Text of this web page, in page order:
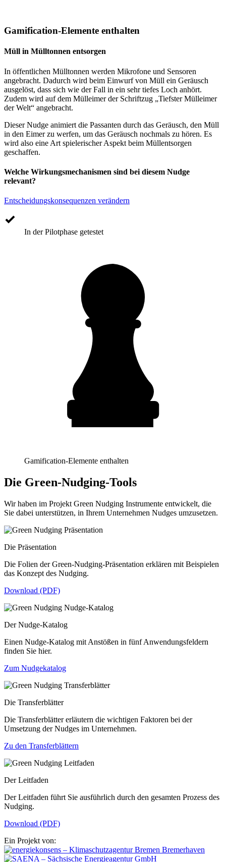
Gamification-Elemente enthalten
Müll in Mülltonnen entsorgen
In öffentlichen Mülltonnen werden Mikrofone und Sensoren
angebracht. Dadurch wird beim Einwurf von Müll ein Geräusch
ausgelöst, dass sich wie der Fall in ein sehr tiefes Loch anhört.
Zudem wird auf dem Mülleimer der Schriftzug „Tiefster Mülleimer
der Welt“ angebracht.
Dieser Nudge animiert die Passanten durch das Geräusch, den Müll
in den Eimer zu werfen, um das Geräusch nochmals zu hören. Es
wird also eine Art spielerischer Aspekt beim Müllentsorgen
geschaffen.
Welche Wirkungsmechanismen sind bei diesem Nudge
relevant?
Entscheidungskonsequenzen verändern
In der Pilotphase getestet
Gamification-Elemente enthalten
Die Green-Nudging-Tools
Wir haben im Projekt Green Nudging Instrumente entwickelt, die
Sie dabei unterstützen, in Ihrem Unternehmen Nudges umzusetzen.
Die Präsentation
Die Folien der Green-Nudging-Präsentation erklären mit Beispielen
das Konzept des Nudging.
Download (PDF)
Der Nudge-Katalog
Einen Nudge-Katalog mit Anstößen in fünf Anwendungsfeldern
finden Sie hier.
Zum Nudgekatalog
Die Transferblätter
Die Transferblätter erläutern die wichtigen Faktoren bei der
Umsetzung der Nudges im Unternehmen.
Zu den Transferblättern
Der Leitfaden
Der Leitfaden führt Sie ausführlich durch den gesamten Prozess des
Nudging.
Download (PDF)
Ein Projekt von: